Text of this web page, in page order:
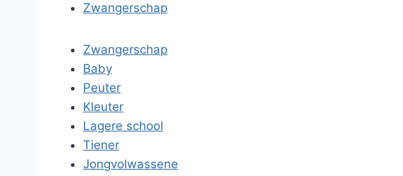
Zwangerschap
Zwangerschap
Baby
Peuter
Kleuter
Lagere school
Tiener
Jongvolwassene